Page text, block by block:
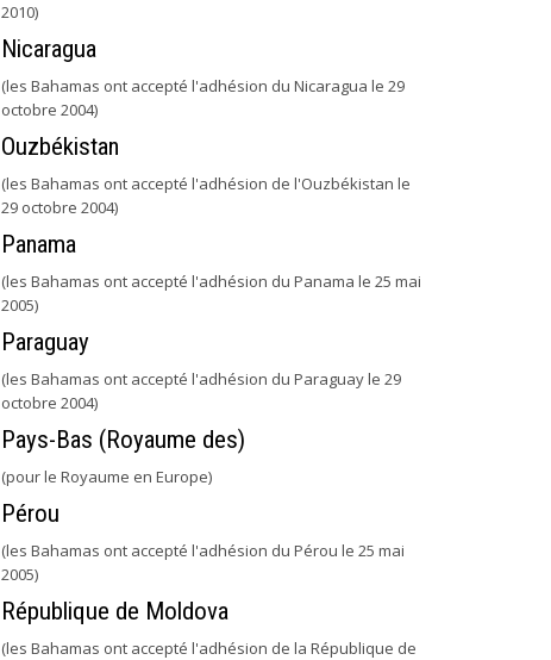
2010)
Nicaragua
(les Bahamas ont accepté l'adhésion du Nicaragua le 29
octobre 2004)
Ouzbékistan
(les Bahamas ont accepté l'adhésion de l'Ouzbékistan le
29 octobre 2004)
Panama
(les Bahamas ont accepté l'adhésion du Panama le 25 mai
2005)
Paraguay
(les Bahamas ont accepté l'adhésion du Paraguay le 29
octobre 2004)
Pays-Bas (Royaume des)
(pour le Royaume en Europe)
Pérou
(les Bahamas ont accepté l'adhésion du Pérou le 25 mai
2005)
République de Moldova
(les Bahamas ont accepté l'adhésion de la République de